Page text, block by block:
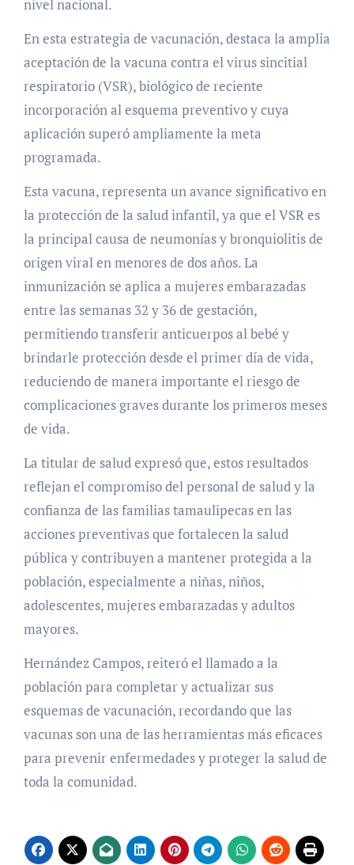
nivel nacional.
En esta estrategia de vacunación, destaca la amplia
aceptación de la vacuna contra el virus sincitial
respiratorio (VSR), biológico de reciente
incorporación al esquema preventivo y cuya
aplicación superó ampliamente la meta
programada.
Esta vacuna, representa un avance significativo en
la protección de la salud infantil, ya que el VSR es
la principal causa de neumonías y bronquiolitis de
origen viral en menores de dos años. La
inmunización se aplica a mujeres embarazadas
entre las semanas 32 y 36 de gestación,
permitiendo transferir anticuerpos al bebé y
brindarle protección desde el primer día de vida,
reduciendo de manera importante el riesgo de
complicaciones graves durante los primeros meses
de vida.
La titular de salud expresó que, estos resultados
reflejan el compromiso del personal de salud y la
confianza de las familias tamaulipecas en las
acciones preventivas que fortalecen la salud
pública y contribuyen a mantener protegida a la
población, especialmente a niñas, niños,
adolescentes, mujeres embarazadas y adultos
mayores.
Hernández Campos, reiteró el llamado a la
población para completar y actualizar sus
esquemas de vacunación, recordando que las
vacunas son una de las herramientas más eficaces
para prevenir enfermedades y proteger la salud de
toda la comunidad.